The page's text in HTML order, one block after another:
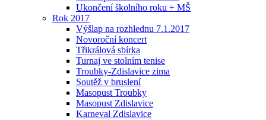
Ukončení školního roku + MŠ
Rok 2017
Výšlap na rozhlednu 7.1.2017
Novoroční koncert
Třikrálová sbírka
Turnaj ve stolním tenise
Troubky-Zdislavice zima
Soutěž v bruslení
Masopust Troubky
Masopust Zdislavice
Karneval Zdislavice